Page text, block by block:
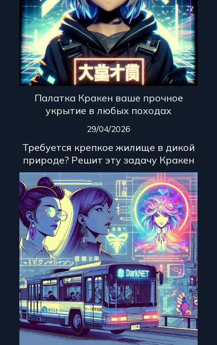
Палатка Кракен ваше прочное
укрытие в любых походах
29/04/2026
Требуется крепкое жилище в дикой
природе? Решит эту задачу Кракен